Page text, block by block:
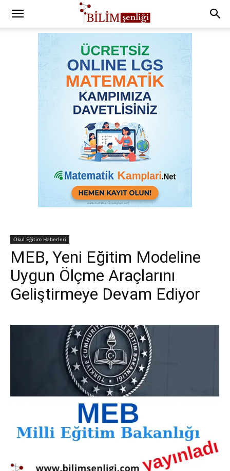
Okul Eğitim Haberleri
MEB, Yeni Eğitim Modeline
Uygun Ölçme Araçlarını
Geliştirmeye Devam Ediyor